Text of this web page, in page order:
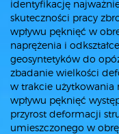
identyfikację
skuteczności pracy
wpływu pęknięć w
naprężenia i
geosyntetyków do
zbadanie wielkości
w trakcie użytkowania
wpływu pęknięć
przyrost deformacji
umieszczonego w